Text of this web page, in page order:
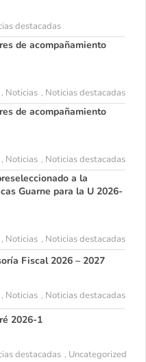
destacadas
de acompañamiento
, Noticias , Noticias destacadas
de acompañamiento
, Noticias , Noticias destacadas
a la
Guarne para la U 2026-
, Noticias , Noticias destacadas
Fiscal 2026 – 2027
, Noticias , Noticias destacadas
2026-1
destacadas , Uncategorized